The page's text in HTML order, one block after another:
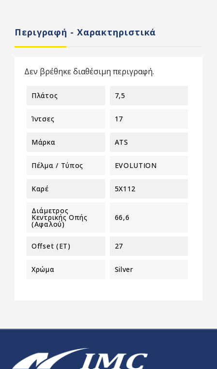
Περιγραφή - Χαρακτηριστικά
Δεν βρέθηκε διαθέσιμη περιγραφή.
Πλάτος 7,5
Ίντσες 17
Μάρκα ATS
Πέλμα / Τύπος EVOLUTION
Καρέ 5X112
Διάμετρος
Κεντρικής Οπής
(αφαλού)
66,6
Offset (ET) 27
Χρώμα Silver